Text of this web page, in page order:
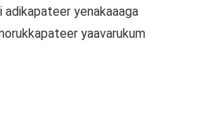
yenakaaaga
yaavarukum